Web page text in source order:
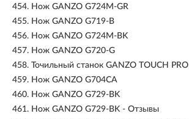
454. Нож GANZO G724M-GR
455. Нож GANZO G719-B
456. Нож GANZO G724M-BK
457. Нож GANZO G720-G
458. Точильный станок GANZO TOUCH PRO
459. Нож GANZO G704CA
460. Нож GANZO G729-BK
461. Нож GANZO G729-BK - Отзывы